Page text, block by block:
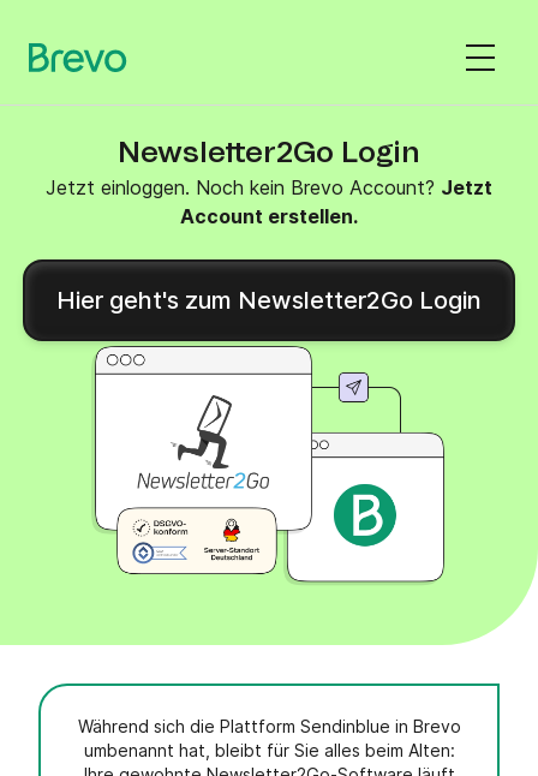
Newsletter2Go Login
Jetzt einloggen. Noch kein Brevo Account? Jetzt
Account erstellen.
Hier geht's zum Newsletter2Go Login
Während sich die Plattform Sendinblue in Brevo
umbenannt hat, bleibt für Sie alles beim Alten: